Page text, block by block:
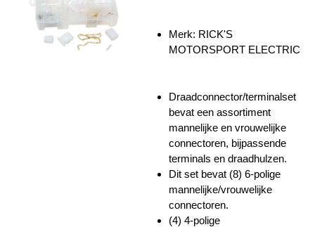
Merk: RICK'S
MOTORSPORT ELECTRIC
Draadconnector/terminalset
bevat een assortiment
mannelijke en vrouwelijke
connectoren, bijpassende
terminals en draadhulzen.
Dit set bevat (8) 6-polige
mannelijke/vrouwelijke
connectoren.
(4) 4-polige